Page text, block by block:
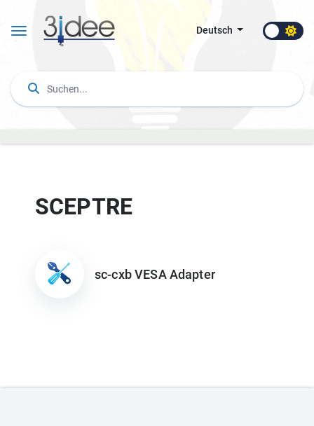
Deutsch
SCEPTRE
sc-cxb VESA Adapter